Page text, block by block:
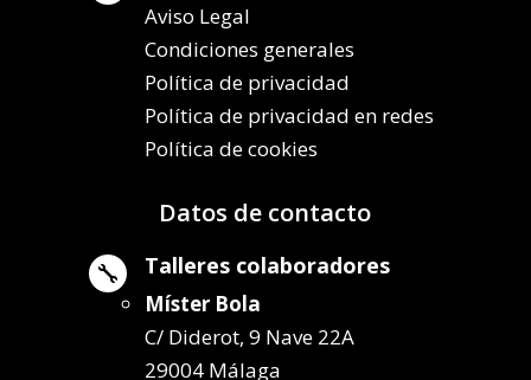
Aviso Legal
Condiciones generales
Política de privacidad
Política de privacidad en redes
Política de cookies
Datos de contacto
 Talleres colaboradores
Míster Bola
C/ Diderot, 9 Nave 22A
29004 Málaga